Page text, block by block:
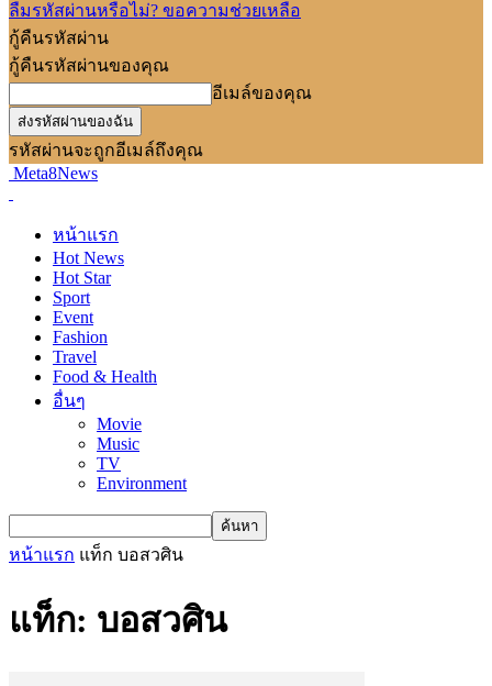
ลืมรหัสผ่านหรือไม่? ขอความช่วยเหลือ
กู้คืนรหัสผ่าน
กู้คืนรหัสผ่านของคุณ
อีเมล์ของคุณ
รหัสผ่านจะถูกอีเมล์ถึงคุณ
Meta8News
หน้าแรก
Hot News
Hot Star
Sport
Event
Fashion
Travel
Food & Health
อื่นๆ
Movie
Music
TV
Environment
หน้าแรก แท็ก บอสวศิน
แท็ก: บอสวศิน